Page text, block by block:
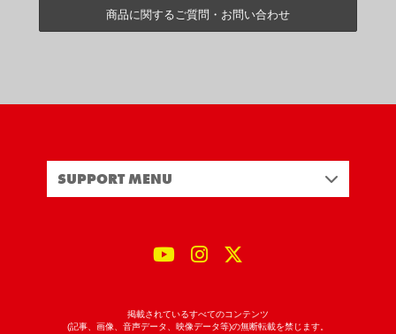
商品に関するご質問・お問い合わせ
SUPPORT MENU
掲載されているすべてのコンテンツ
(記事、画像、音声データ、映像データ等)の無断転載を禁じます。